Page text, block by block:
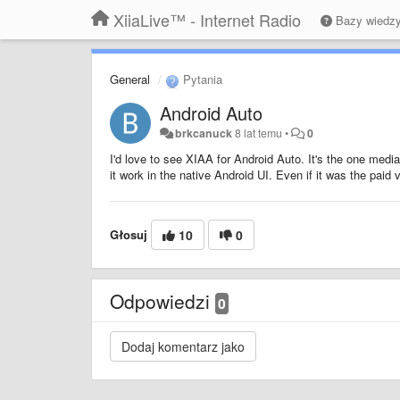
XiiaLive™ - Internet Radio Bazy wiedzy
General Pytania
Android Auto
brkcanuck8 lat temu • 0
I'd love to see XIAA for Android Auto. It's the one
it work in the native Android UI. Even if it was the paid
Głosuj 10 0
Odpowiedzi 0